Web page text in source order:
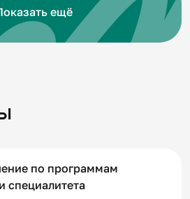
ещё
по программам
специалитета